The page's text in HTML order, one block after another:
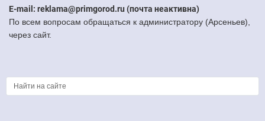
E-mail: reklama@primgorod.ru (почта неактивна)
По всем вопросам обращаться к администратору (Арсеньев),
через сайт.